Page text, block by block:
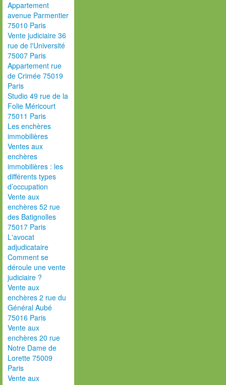
Appartement
avenue Parmentier
75010 Paris
Vente judiciaire 36
rue de l'Université
75007 Paris
Appartement rue
de Crimée 75019
Paris
Studio 49 rue de la
Folie Méricourt
75011 Paris
Les enchères
immobilières
Ventes aux
enchères
immobilières : les
différents types
d’occupation
Vente aux
enchères 52 rue
des Batignolles
75017 Paris
L'avocat
adjudicataire
Comment se
déroule une vente
judiciaire ?
Vente aux
enchères 2 rue du
Général Aubé
75016 Paris
Vente aux
enchères 20 rue
Notre Dame de
Lorette 75009
Paris
Vente aux